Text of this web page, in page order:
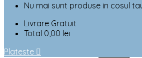
Nu mai sunt produse in cosul
Livrare Gratuit
Total 0,00 lei
Plateste 